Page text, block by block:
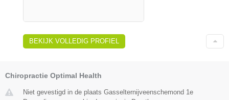
BEKIJK VOLLEDIG PROFIEL
Chiropractie Optimal Health
Niet gevestigd in de plaats Gasselternijveenschemond 1e